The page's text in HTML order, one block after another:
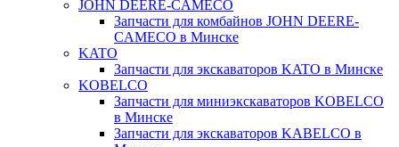
JOHN DEERE-CAMECO
Запчасти для комбайнов JOHN DEERE-
CAMECO в Минске
KATO
Запчасти для экскаваторов KATO в Минске
KOBELCO
Запчасти для миниэкскаваторов KOBELCO
в Минске
Запчасти для экскаваторов KABELCO в